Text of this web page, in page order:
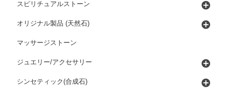
スピリチュアルストーン
オリジナル製品 (天然石)
マッサージストーン
ジュエリー/アクセサリー
シンセティック(合成石)